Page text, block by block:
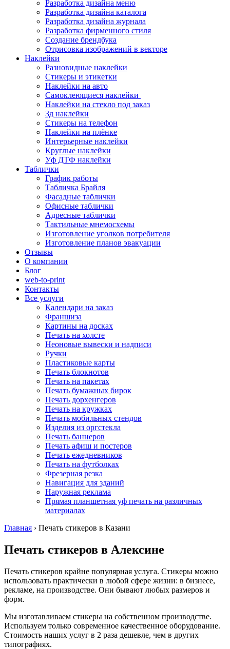
Разработка дизайна меню
Разработка дизайна каталога
Разработка дизайна журнала
Разработка фирменного стиля
Создание брендбука
Отрисовка изображений в векторе
Наклейки
Разновидные наклейки
Стикеры и этикетки
Наклейки на авто
Самоклеющиеся наклейки
Наклейки на стекло под заказ
3д наклейки
Cтикеры на телефон
Наклейки на плёнке
Интерьерные наклейки
Круглые наклейки
Уф ДТФ наклейки
Таблички
График работы
Табличка Брайля
Фасадные таблички
Офисные таблички
Адресные таблички
Тактильные мнемосхемы
Изготовление уголков потребителя
Изготовление планов эвакуации
Отзывы
О компании
Блог
web-to-print
Контакты
Все услуги
Календари на заказ
Франшиза
Картины на досках
Печать на холсте
Неоновые вывески и надписи
Ручки
Пластиковые карты
Печать блокнотов
Печать на пакетах
Печать бумажных бирок
Печать дорхенгеров
Печать на кружках
Печать мобильных стендов
Изделия из оргстекла
Печать баннеров
Печать афиш и постеров
Печать ежедневников
Печать на футболках
Фрезерная резка
Навигация для зданий
Наружная реклама
Прямая планшетная уф печать на различных
материалах
Главная › Печать стикеров в Казани
Печать стикеров в Алексине
Печать стикеров крайне популярная услуга. Стикеры можно
использовать практически в любой сфере жизни: в бизнесе,
рекламе, на производстве. Они бывают любых размеров и
форм.
Мы изготавливаем стикеры на собственном производстве.
Используем только современное качественное оборудование.
Стоимость наших услуг в 2 раза дешевле, чем в других
типографиях.